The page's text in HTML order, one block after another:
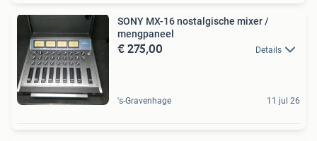
SONY MX-16 nostalgische mixer /
mengpaneel
€ 275,00 Details
's-Gravenhage 11 jul 26